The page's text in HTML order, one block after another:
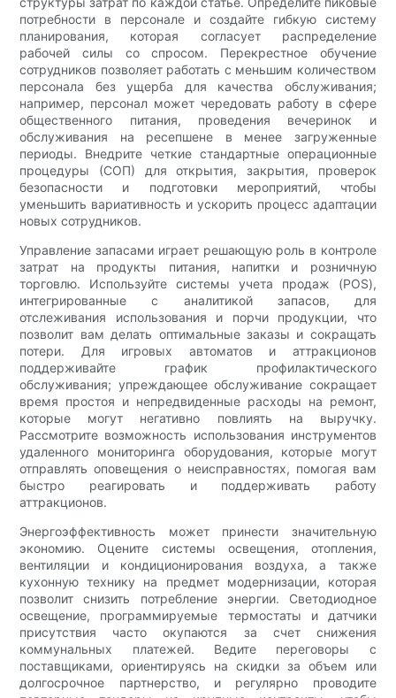
потребности в персонале и создайте гибкую систему
планирования, которая согласует распределение
рабочей силы со спросом. Перекрестное обучение
сотрудников позволяет работать с меньшим количеством
персонала без ущерба для качества обслуживания;
например, персонал может чередовать работу в сфере
общественного питания, проведения вечеринок и
обслуживания на ресепшене в менее загруженные
периоды. Внедрите четкие стандартные операционные
процедуры (СОП) для открытия, закрытия, проверок
безопасности и подготовки мероприятий, чтобы
уменьшить вариативность и ускорить процесс адаптации
новых сотрудников.
Управление запасами играет решающую роль в контроле
затрат на продукты питания, напитки и розничную
торговлю. Используйте системы учета продаж (POS),
интегрированные с аналитикой запасов, для
отслеживания использования и порчи продукции, что
позволит вам делать оптимальные заказы и сокращать
потери. Для игровых автоматов и аттракционов
поддерживайте график профилактического
обслуживания; упреждающее обслуживание сокращает
время простоя и непредвиденные расходы на ремонт,
которые могут негативно повлиять на выручку.
Рассмотрите возможность использования инструментов
удаленного мониторинга оборудования, которые могут
отправлять оповещения о неисправностях, помогая вам
быстро реагировать и поддерживать работу
аттракционов.
Энергоэффективность может принести значительную
экономию. Оцените системы освещения, отопления,
вентиляции и кондиционирования воздуха, а также
кухонную технику на предмет модернизации, которая
позволит снизить потребление энергии. Светодиодное
освещение, программируемые термостаты и датчики
присутствия часто окупаются за счет снижения
коммунальных платежей. Ведите переговоры с
поставщиками, ориентируясь на скидки за объем или
долгосрочное партнерство, и регулярно проводите